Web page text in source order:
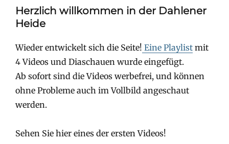
hfroehlich
Herzlich willkommen in der Dahlener
Heide
Wieder entwickelt sich die Seite! Eine Playlist mit
4 Videos und Diaschauen wurde eingefügt.
Ab sofort sind die Videos werbefrei, und können
ohne Probleme auch im Vollbild angeschaut
werden.
Sehen Sie hier eines der ersten Videos!